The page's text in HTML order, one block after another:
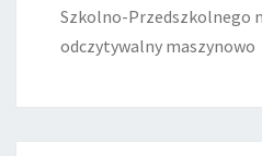
Szkolno-Przedszkolnego
odczytywalny maszynowo